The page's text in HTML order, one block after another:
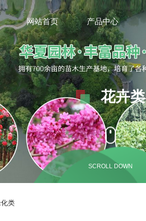
网站首页 产品中心
花卉类
SCROLL DOWN
类